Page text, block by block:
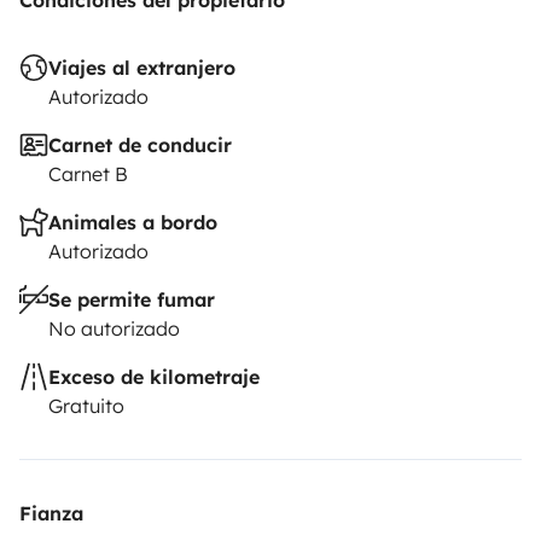
responsabilidad civil, colisión y a todo riesgo. El seguro
complemento al seguro personal del arrendatario.
Viajes al extranjero
Autorizado
Carnet de conducir
Carnet B
Animales a bordo
Autorizado
Se permite fumar
No autorizado
Exceso de kilometraje
Gratuito
Fianza